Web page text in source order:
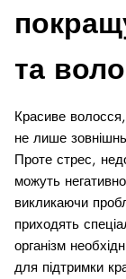
та
Красиве
не лише
Проте стрес,
можуть
викликаючи
приходять
організм
для підтримки